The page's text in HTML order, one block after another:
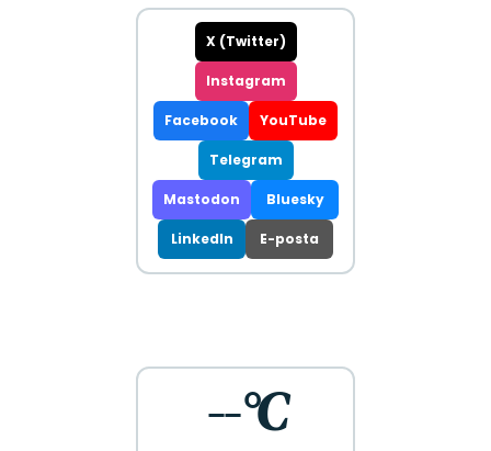
X (Twitter)
Instagram
Facebook YouTube
Telegram
Mastodon Bluesky
LinkedIn E-posta
--°C